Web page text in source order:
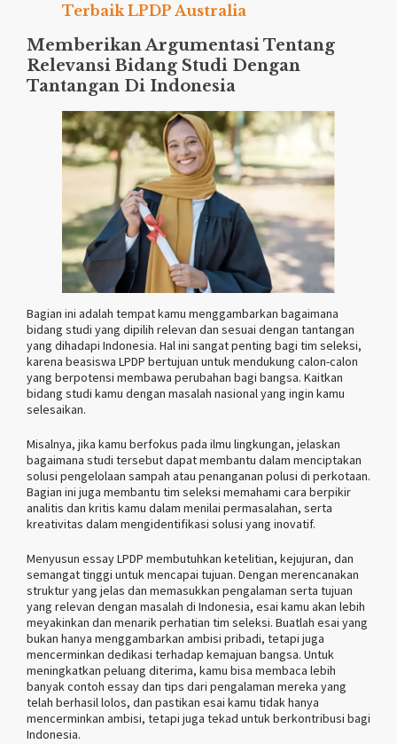
Terbaik LPDP Australia
Memberikan Argumentasi Tentang
Relevansi Bidang Studi Dengan
Tantangan Di Indonesia
Bagian ini adalah tempat kamu menggambarkan bagaimana
bidang studi yang dipilih relevan dan sesuai dengan tantangan
yang dihadapi Indonesia. Hal ini sangat penting bagi tim seleksi,
karena beasiswa LPDP bertujuan untuk mendukung calon-calon
yang berpotensi membawa perubahan bagi bangsa. Kaitkan
bidang studi kamu dengan masalah nasional yang ingin kamu
selesaikan.
Misalnya, jika kamu berfokus pada ilmu lingkungan, jelaskan
bagaimana studi tersebut dapat membantu dalam menciptakan
solusi pengelolaan sampah atau penanganan polusi di perkotaan.
Bagian ini juga membantu tim seleksi memahami cara berpikir
analitis dan kritis kamu dalam menilai permasalahan, serta
kreativitas dalam mengidentifikasi solusi yang inovatif.
Menyusun essay LPDP membutuhkan ketelitian, kejujuran, dan
semangat tinggi untuk mencapai tujuan. Dengan merencanakan
struktur yang jelas dan memasukkan pengalaman serta tujuan
yang relevan dengan masalah di Indonesia, esai kamu akan lebih
meyakinkan dan menarik perhatian tim seleksi. Buatlah esai yang
bukan hanya menggambarkan ambisi pribadi, tetapi juga
mencerminkan dedikasi terhadap kemajuan bangsa. Untuk
meningkatkan peluang diterima, kamu bisa membaca lebih
banyak contoh essay dan tips dari pengalaman mereka yang
telah berhasil lolos, dan pastikan esai kamu tidak hanya
mencerminkan ambisi, tetapi juga tekad untuk berkontribusi bagi
Indonesia.